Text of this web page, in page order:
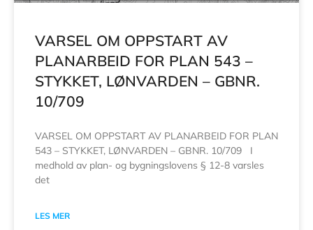
VARSEL OM OPPSTART AV
PLANARBEID FOR PLAN 543 –
STYKKET, LØNVARDEN – GBNR.
10/709
VARSEL OM OPPSTART AV PLANARBEID FOR PLAN
543 – STYKKET, LØNVARDEN – GBNR. 10/709 I
medhold av plan- og bygningslovens § 12-8 varsles
det
LES MER